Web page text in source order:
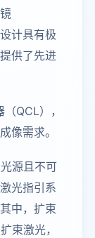
计具有极
供了先进
QCL），
像需求。
源且不可
光指引系
中，扩束
束激光，